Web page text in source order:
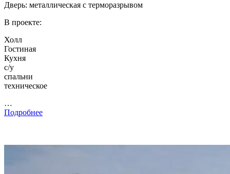
Дверь: металлическая с терморазрывом
В проекте:
Холл
Гостиная
Кухня
с/у
спальни
техническое
…
Подробнее